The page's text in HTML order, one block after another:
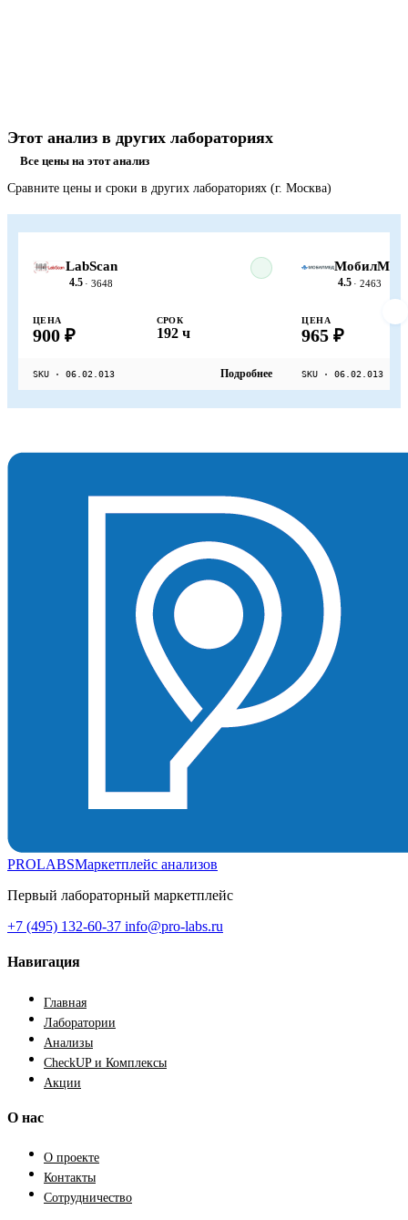
Этот анализ в других лабораториях
Все цены на этот анализ
Сравните цены и сроки в других лабораториях (г. Москва)
LabScan
4.5 · 3648
ЦЕНА
900 ₽
СРОК
192 ч
SKU · 06.02.013 Подробнее
МобилМед
4.5 · 2463
ЦЕНА
965 ₽
SKU · 06.02.013
PROLABSМаркетплейс анализов
Первый лабораторный маркетплейс
+7 (495) 132-60-37 info@pro-labs.ru
Навигация
Главная
Лаборатории
Анализы
CheckUP и Комплексы
Акции
О нас
О проекте
Контакты
Сотрудничество